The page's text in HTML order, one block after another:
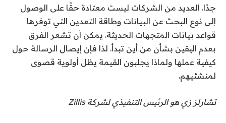
جدًا. العديد من الشركات ليست معتادة حقًا على الوصول
إلى نوع البحث عن البيانات وطاقة التعدين التي توفرها
قواعد بيانات المتجهات الحديثة. يمكن أن تشعر الفرق
بعدم اليقين بشأن من أين تبدأ. لذا فإن إيصال الرسالة حول
كيفية عملها ولماذا يجلبون القيمة يظل أولوية قصوى
لمنشئيهم.
تشارلز زي هو الرئيس التنفيذي لشركة Zillis